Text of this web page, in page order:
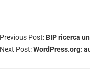
Previous Post: BIP ricerca
Next Post:WordPress.org: